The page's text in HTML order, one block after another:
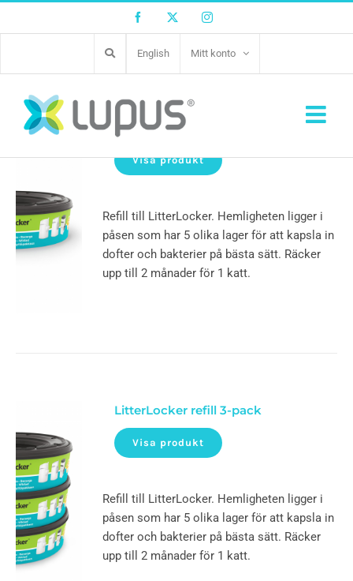
Facebook Twitter Instagram
English Mitt konto
LitterLocker refill
Visa produkt
Refill till LitterLocker. Hemligheten ligger i
påsen som har 5 olika lager för att kapsla in
dofter och bakterier på bästa sätt. Räcker
upp till 2 månader för 1 katt.
LitterLocker refill 3-pack
Visa produkt
Refill till LitterLocker. Hemligheten ligger i
påsen som har 5 olika lager för att kapsla in
dofter och bakterier på bästa sätt. Räcker
upp till 2 månader för 1 katt.